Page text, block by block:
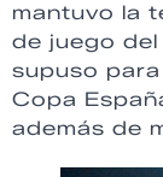
mantuvo la
de juego
supuso
Copa
además de